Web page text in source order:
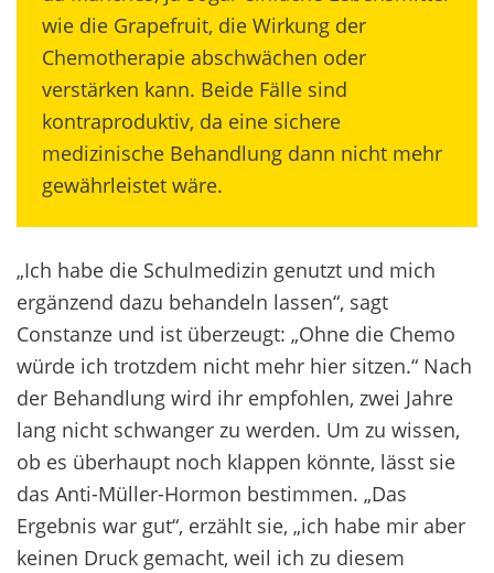
wie die Grapefruit, die Wirkung der
Chemotherapie abschwächen oder
verstärken kann. Beide Fälle sind
kontraproduktiv, da eine sichere
medizinische Behandlung dann nicht mehr
gewährleistet wäre.
„Ich habe die Schulmedizin genutzt und mich
ergänzend dazu behandeln lassen“, sagt
Constanze und ist überzeugt: „Ohne die Chemo
würde ich trotzdem nicht mehr hier sitzen.“ Nach
der Behandlung wird ihr empfohlen, zwei Jahre
lang nicht schwanger zu werden. Um zu wissen,
ob es überhaupt noch klappen könnte, lässt sie
das Anti-Müller-Hormon bestimmen. „Das
Ergebnis war gut“, erzählt sie, „ich habe mir aber
keinen Druck gemacht, weil ich zu diesem